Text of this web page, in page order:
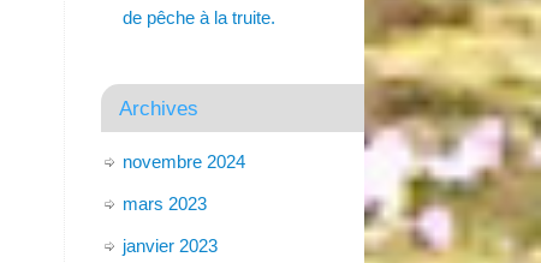
de pêche à la truite.
Archives
novembre 2024
mars 2023
janvier 2023